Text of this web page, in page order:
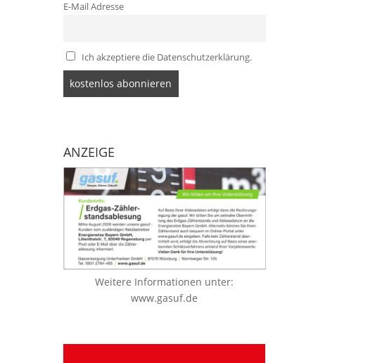
E-Mail Adresse
Ich akzeptiere die Datenschutzerklärung.
ANZEIGE
Weitere Informationen unter:
www.gasuf.de